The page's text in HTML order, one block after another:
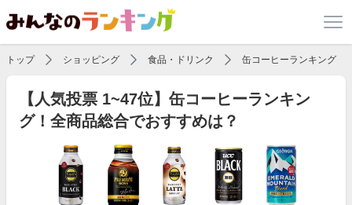
トップ ショッピング 食品・ドリンク 缶コーヒーランキング
【人気投票 1~47位】缶コーヒーランキン
グ！全商品総合でおすすめは？